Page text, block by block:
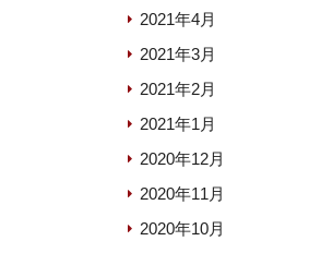
2021年4月
2021年3月
2021年2月
2021年1月
2020年12月
2020年11月
2020年10月